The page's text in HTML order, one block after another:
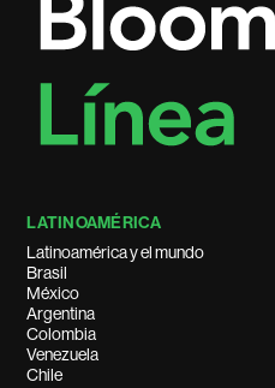
LATINOAMÉRICA
Latinoamérica y el mundo
Brasil
México
Argentina
Colombia
Venezuela
Chile